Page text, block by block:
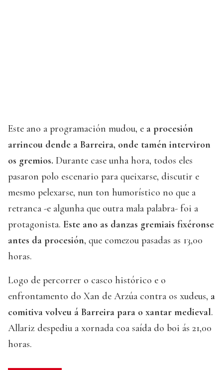
Este ano a programación mudou, e a procesión
arrincou dende a Barreira, onde tamén interviron
os gremios. Durante case unha hora, todos eles
pasaron polo escenario para queixarse, discutir e
mesmo pelexarse, nun ton humorístico no que a
retranca -e algunha que outra mala palabra- foi a
protagonista. Este ano as danzas gremiais fixéronse
antes da procesión, que comezou pasadas as 13,00
horas.
Logo de percorrer o casco histórico e o
enfrontamento do Xan de Arzúa contra os xudeus, a
comitiva volveu á Barreira para o xantar medieval.
Allariz despediu a xornada coa saída do boi ás 21,00
horas.